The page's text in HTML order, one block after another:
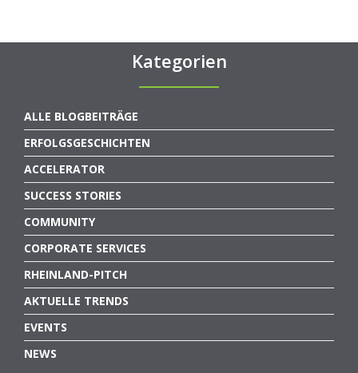
Kategorien
ALLE BLOGBEITRÄGE
ERFOLGSGESCHICHTEN
ACCELERATOR
SUCCESS STORIES
COMMUNITY
CORPORATE SERVICES
RHEINLAND-PITCH
AKTUELLE TRENDS
EVENTS
NEWS